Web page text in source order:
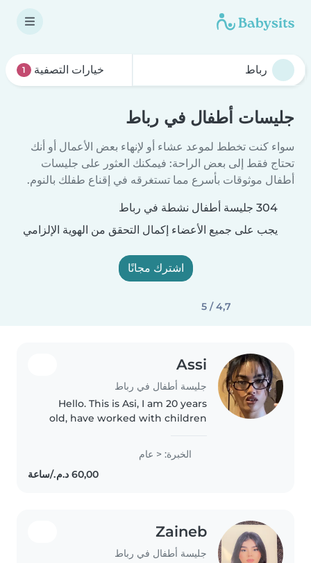
خيارات التصفية 1
جليسات أطفال في رباط
سواء كنت تخطط لموعد عشاء أو لإنهاء بعض الأعمال أو أنك
تحتاج فقط إلى بعض الراحة: فيمكنك العثور على جليسات
أطفال موثوقات بأسرع مما تستغرقه في إقناع طفلك بالنوم.
304 جليسة أطفال نشطة في رباط
يجب على جميع الأعضاء إكمال التحقق من الهوية الإلزامي
اشترك مجانًا
4,7 / 5
Assi
جليسة أطفال في رباط
Hello. This is Asi, I am 20 years
old, have worked with children
currently a student pursuing my
bachelors degree in Al
akhawayn university. Would..
الخبرة: < عام
Zaineb
جليسة أطفال في رباط